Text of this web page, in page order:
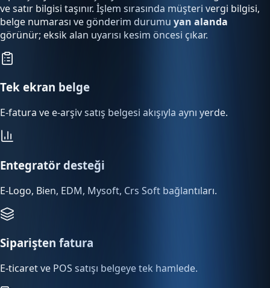
ve satır bilgisi taşınır. İşlem sırasında müşteri vergi bilgisi,
belge numarası ve gönderim durumu yan alanda
görünür; eksik alan uyarısı kesim öncesi çıkar.
Tek ekran belge
E-fatura ve e-arşiv satış belgesi akışıyla aynı yerde.
Entegratör desteği
E-Logo, Bien, EDM, Mysoft, Crs Soft bağlantıları.
Siparişten fatura
E-ticaret ve POS satışı belgeye tek hamlede.